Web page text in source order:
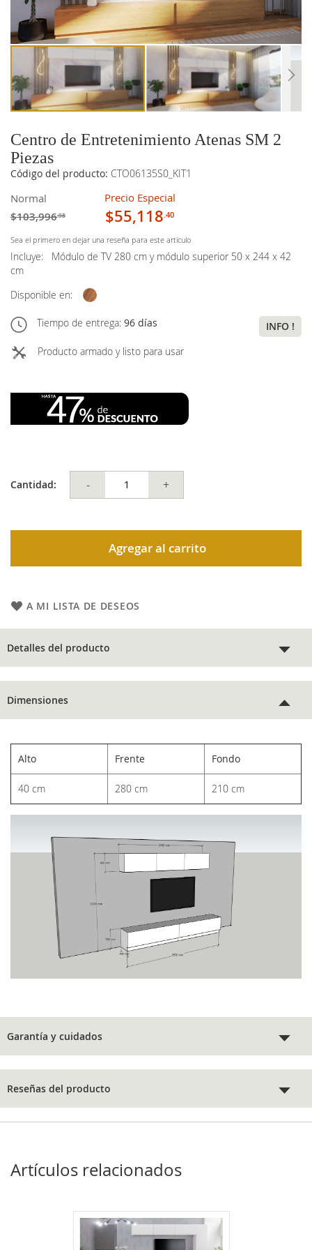
Centro de Entretenimiento Atenas SM 2
Piezas
Código del producto: CTO06135S0_KIT1
Normal
$103,996.98
Precio Especial
$55,118.40
Sea el primero en dejar una reseña para este artículo
Incluye:
Módulo de TV 280 cm y módulo superior 50 x 244 x 42
cm
Disponible en:
Tiempo de entrega: 96 días
INFO !
Producto armado y listo para usar
Cantidad: - +
Agregar al carrito
A MI LISTA DE DESEOS
Detalles del producto
Dimensiones
Alto Frente Fondo
40 cm 280 cm 210 cm
Garantía y cuidados
Reseñas del producto
imágenes
imágenes
Artículos relacionados